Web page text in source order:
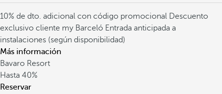
10% de dto. adicional con código promocional Descuento
exclusivo cliente my Barceló Entrada anticipada a
instalaciones (según disponibilidad)
Más información
Bavaro Resort
Hasta 40%
Reservar